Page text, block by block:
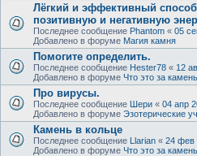
Лёгкий и эффективный
позитивную и негативную
Последнее сообщение Phantom « 05
Добавлено в форуме Магия камня
Помогите определить.
Последнее сообщение Hester78 « 12
Добавлено в форуме Что это за
Про вирусы.
Последнее сообщение Шери « 04 апр
Добавлено в форуме Эзотерические
Камень в кольце
Последнее сообщение Llarian « 24 фев
Добавлено в форуме Что это за